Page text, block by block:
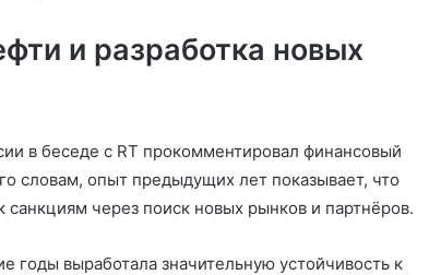
и разработка новых
в беседе с RT прокомментировал финансовый
словам, опыт предыдущих лет показывает, что
санкциям через поиск новых рынков и партнёров.
годы выработала значительную устойчивость к